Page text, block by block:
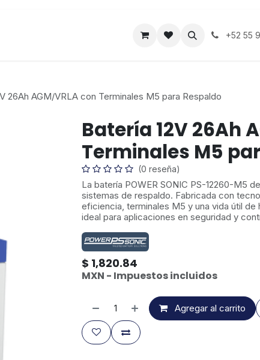
+52 55
26Ah AGM/VRLA con Terminales M5 para Respaldo
Batería 12V 26Ah
Terminales M5
(0 reseña)
La batería POWER SONIC PS-12260-M5
sistemas de respaldo. Fabricada con
eficiencia, terminales M5 y una vida útil
ideal para aplicaciones en seguridad y
$ 1,820.84
MXN - Impuestos incluidos
Agregar al carrito